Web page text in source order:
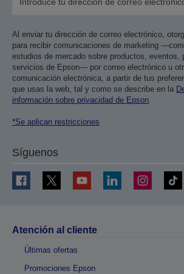
Al enviar tu dirección de correo electrónico,
para recibir comunicaciones de marketing
estudios de mercado sobre productos, eventos,
servicios de Epson— por correo electrónico u
comunicación electrónica, a partir de tus
que usas la web, tal y como se describe en la
información sobre privacidad de Epson.
*Se aplican restricciones
Síguenos
Atención al cliente
Últimas ofertas
Promociones Epson